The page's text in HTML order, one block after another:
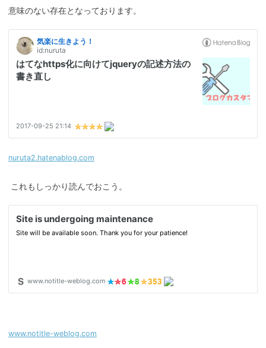
意味のない存在となっております。
nuruta2.hatenablog.com
これもしっかり読んでおこう。
www.notitle-weblog.com